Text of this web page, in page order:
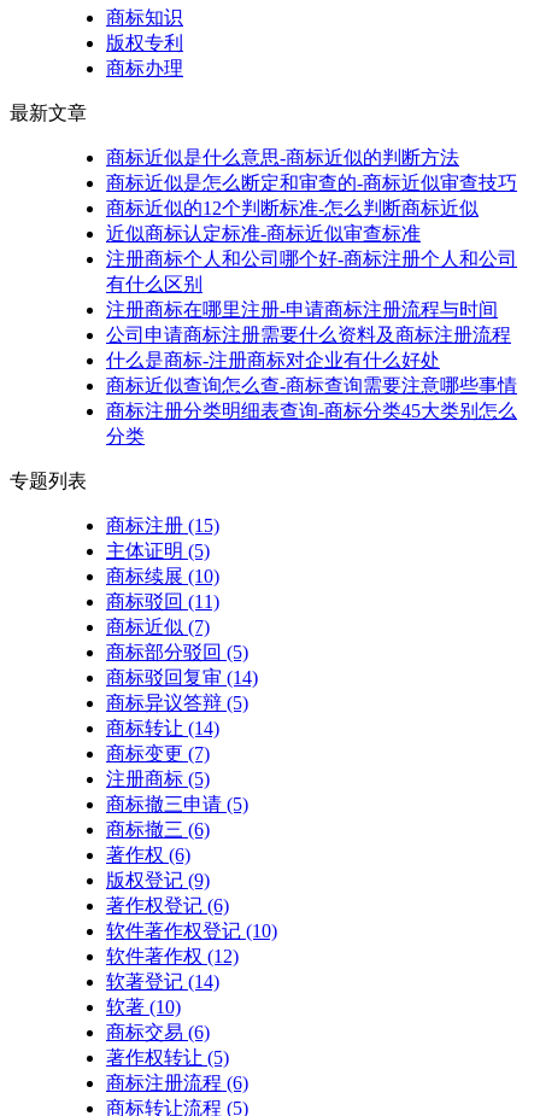
商标知识
版权专利
商标办理
最新文章
商标近似是什么意思-商标近似的判断方法
商标近似是怎么断定和审查的-商标近似审查技巧
商标近似的12个判断标准-怎么判断商标近似
近似商标认定标准-商标近似审查标准
注册商标个人和公司哪个好-商标注册个人和公司
有什么区别
注册商标在哪里注册-申请商标注册流程与时间
公司申请商标注册需要什么资料及商标注册流程
什么是商标-注册商标对企业有什么好处
商标近似查询怎么查-商标查询需要注意哪些事情
商标注册分类明细表查询-商标分类45大类别怎么
分类
专题列表
商标注册 (15)
主体证明 (5)
商标续展 (10)
商标驳回 (11)
商标近似 (7)
商标部分驳回 (5)
商标驳回复审 (14)
商标异议答辩 (5)
商标转让 (14)
商标变更 (7)
注册商标 (5)
商标撤三申请 (5)
商标撤三 (6)
著作权 (6)
版权登记 (9)
著作权登记 (6)
软件著作权登记 (10)
软件著作权 (12)
软著登记 (14)
软著 (10)
商标交易 (6)
著作权转让 (5)
商标注册流程 (6)
商标转让流程 (5)